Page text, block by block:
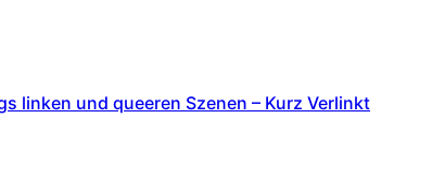
linken und queeren Szenen – Kurz Verlinkt